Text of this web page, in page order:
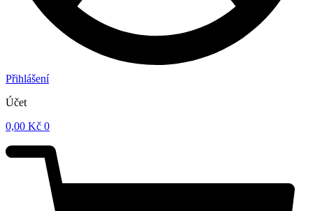
Přihlášení
Účet
0,00 Kč 0